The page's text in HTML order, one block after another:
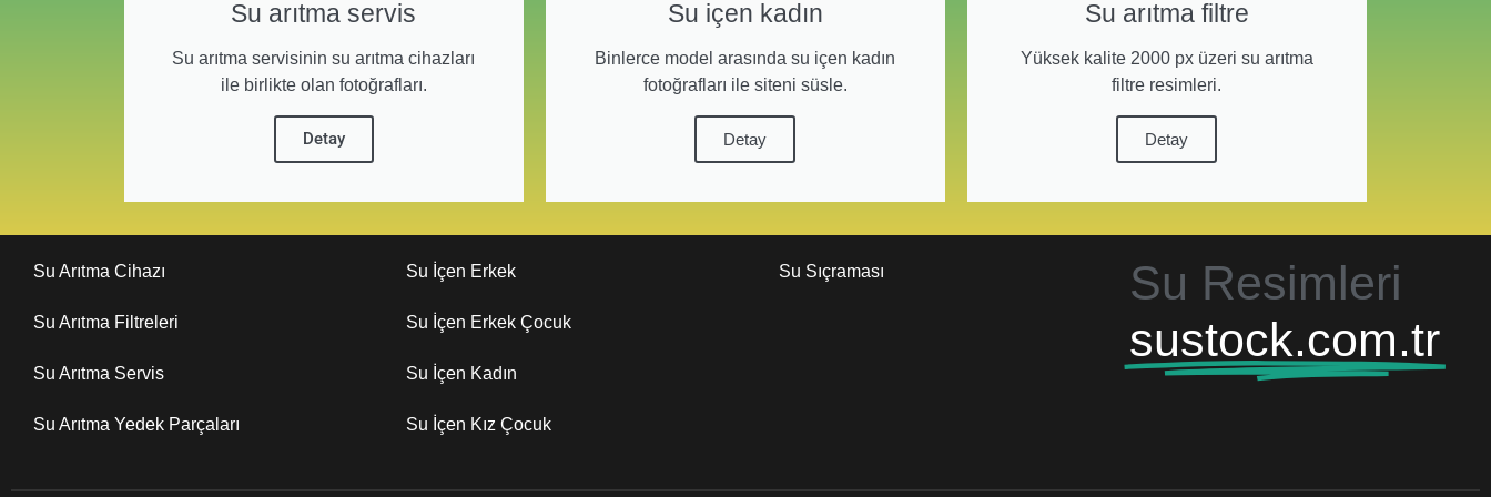
Su arıtma servis
Su arıtma servisinin su arıtma cihazları
ile birlikte olan fotoğrafları.
Detay
Su içen kadın
Binlerce model arasında su içen kadın
fotoğrafları ile siteni süsle.
Detay
Su arıtma filtre
Yüksek kalite 2000 px üzeri su arıtma
filtre resimleri.
Detay
Su Arıtma Cihazı
Su Arıtma Filtreleri
Su Arıtma Servis
Su Arıtma Yedek Parçaları
Su İçen Erkek
Su İçen Erkek Çocuk
Su İçen Kadın
Su İçen Kız Çocuk
Su Sıçraması
Su Resimleri
sustock.com.tr